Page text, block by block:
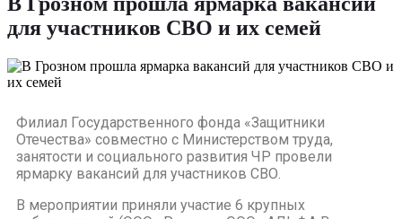
для участников СВО и их семей
Филиал Государственного фонда «Защитники
Отечества» совместно с Министерством труда,
занятости и социального развития ЧР провели
ярмарку вакансий для участников СВО.
В мероприятии приняли участие 6 крупных